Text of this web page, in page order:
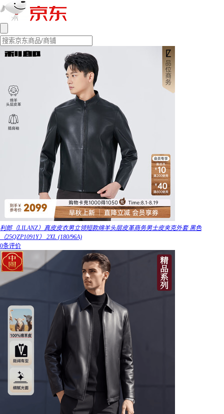
利郎（LILANZ）真皮皮衣男立领短款绵羊头层皮革商务男士皮夹克外套 黑色
（25QZP1091Y） 2XL (180/96A)
0条评价